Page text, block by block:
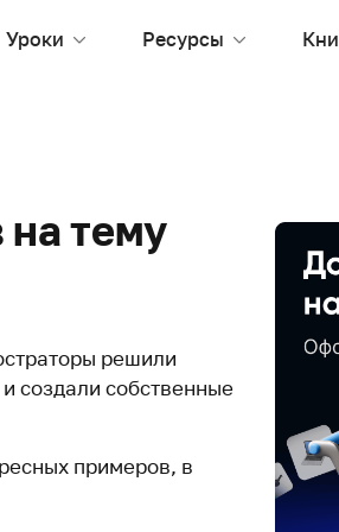
Уроки Ресурсы
на тему
решили
создали собственные
примеров, в